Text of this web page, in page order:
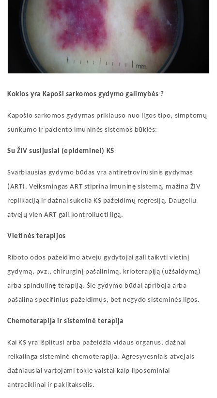
Kokios yra Kapoši sarkomos gydymogalimybės ?
Kapošio sarkomosgydymas priklauso nuo ligos tipo, simptomų
sunkumo ir paciento imuninės sistemos būklės:
Su ŽIV susijusiai (epideminei) KS
Svarbiausias gydymo būdas yra antiretrovirusinis gydymas
(ART). Veiksmingas ART stiprina imuninę sistemą, mažina ŽIV
replikaciją ir dažnai sukelia KS pažeidimų regresiją. Daugeliu
atvejų vien ART gali kontroliuoti ligą.
Vietinės terapijos
Riboto odos pažeidimo atveju gydytojai gali taikyti vietinį
gydymą, pvz., chirurginį pašalinimą, krioterapiją (užšaldymą)
arba spindulinę terapiją. Šie gydymo būdai apriboja arba
pašalina specifinius pažeidimus, bet negydo sisteminės ligos.
Chemoterapija ir sisteminė terapija
Kai KS yra išplitusi arba pažeidžia vidaus organus, dažnai
reikalinga sisteminė chemoterapija. Agresyvesniais atvejais
dažniausiai vartojami tokie vaistai kaip liposominiai
antraciklinai ir paklitakselis.